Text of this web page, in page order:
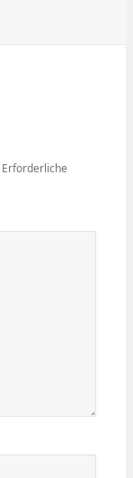
Erforderliche